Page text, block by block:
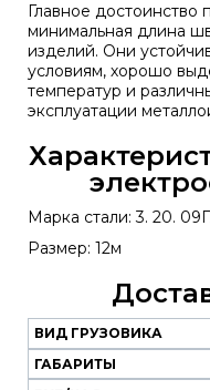
Главное
минимальная длина
изделий. Они
условиям, хорошо
температур и
эксплуатации
Марка стали: 3. 20.
Размер: 12м
Наш
транспорт
ВИД ГРУЗОВИКА
ГАБАРИТЫ